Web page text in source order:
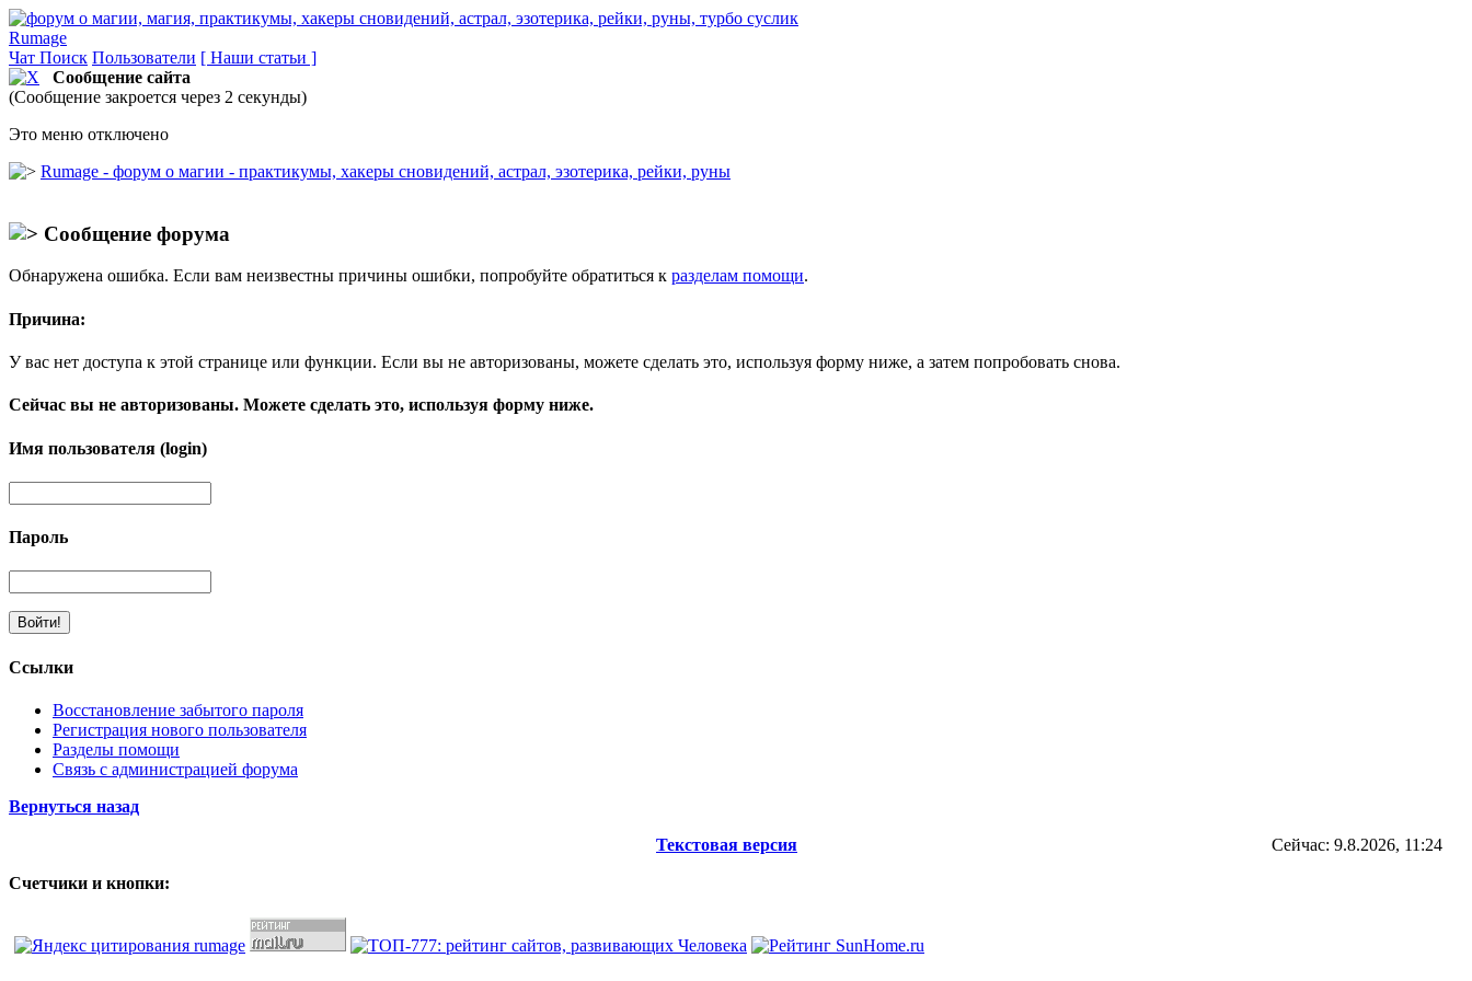
Rumage
Чат Поиск Пользователи [ Наши статьи ]
Сообщение сайта
(Сообщение закроется через 2 секунды)
Это меню отключено
Rumage - форум о магии - практикумы, хакеры сновидений, астрал, эзотерика, рейки, руны
Сообщение форума
Обнаружена ошибка. Если вам неизвестны причины ошибки, попробуйте обратиться к разделам помощи.
Причина:
У вас нет доступа к этой странице или функции. Если вы не авторизованы, можете сделать это, используя форму ниже, а затем попробовать снова.
Сейчас вы не авторизованы. Можете сделать это, используя форму ниже.
Имя пользователя (login)
Пароль
Ссылки
Восстановление забытого пароля
Регистрация нового пользователя
Разделы помощи
Связь с администрацией форума
Вернуться назад
Текстовая версия Сейчас: 9.8.2026, 11:24
Счетчики и кнопки: